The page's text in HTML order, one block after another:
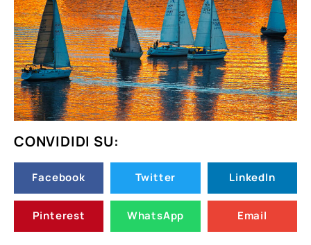
CONVIDIDI SU:
Facebook Twitter LinkedIn
Pinterest WhatsApp Email